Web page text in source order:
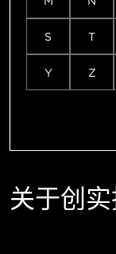
S T
Y Z
关于创